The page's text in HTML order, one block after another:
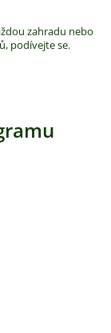
zahradu nebo
podívejte se.